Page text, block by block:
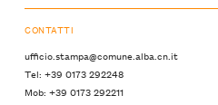
CONTATTI
ufficio.stampa@comune.alba.cn.it
Tel: +39 0173 292248
Mob: +39 0173 292211